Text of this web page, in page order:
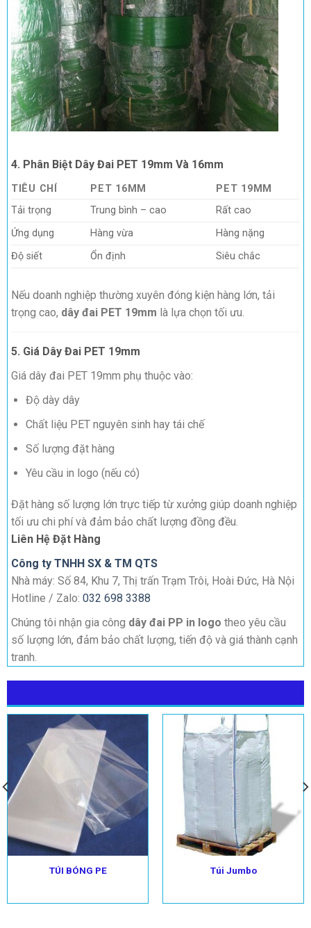
4. Phân Biệt Dây Đai PET 19mm Và 16mm
TIÊU CHÍ PET 16MM
PET 19MM
Tải trọng
Trung bình – cao
Rất cao
Ứng dụng
Hàng vừa
Hàng nặng
Độ siết
Ổn định Siêu chắc
Nếu doanh nghiệp thường xuyên đóng kiện hàng lớn, tải
trọng cao, dây đai PET 19mm là lựa chọn tối ưu.
5. Giá Dây Đai PET 19mm
Giá dây đai PET 19mm phụ thuộc vào:
Độ dày dây
Chất liệu PET nguyên sinh hay tái chế
Số lượng đặt hàng
Yêu cầu in logo (nếu có)
Đặt hàng số lượng lớn trực tiếp từ xưởng giúp doanh nghiệp
tối ưu chi phí và đảm bảo chất lượng đồng đều.
Liên Hệ Đặt Hàng
Công ty TNHH SX & TM QTS
Nhà máy: Số 84, Khu 7, Thị trấn Trạm Trôi, Hoài Đức, Hà Nội
Hotline / Zalo: 032 698 3388
Chúng tôi nhận gia công dây đai PP in logo theo yêu cầu
số lượng lớn, đảm bảo chất lượng, tiến độ và giá thành cạnh
tranh.
CÓ THỂ BẠN QUAN TÂM
TÚI BÓNG PE Túi Jumbo